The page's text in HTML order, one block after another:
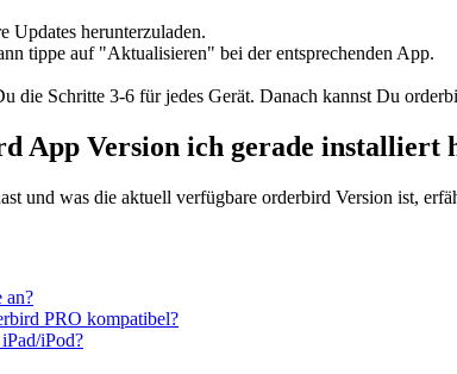
Updates herunterzuladen.
tippe auf "Aktualisieren" bei der entsprechenden App.
die Schritte 3-6 für jedes Gerät. Danach kannst Du
App Version ich gerade installiert
und was die aktuell verfügbare orderbird Version ist,
an?
PRO kompatibel?
iPod?